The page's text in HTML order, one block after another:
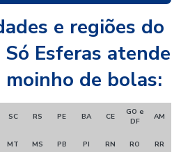
e regiões do
Esferas atende
moinho de bolas:
SC RS PE BA CE
GO e
DF
AM
MT MS PB PI RN RO RR